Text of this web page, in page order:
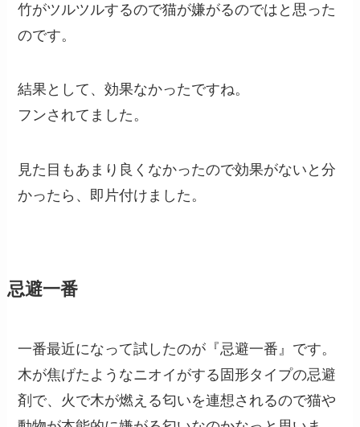
竹がツルツルするので猫が嫌がるのではと思った
のです。
結果として、効果なかったですね。
フンされてました。
見た目もあまり良くなかったので効果がないと分
かったら、即片付けました。
忌避一番
一番最近になって試したのが『忌避一番』です。
木が焦げたようなニオイがする固形タイプの忌避
剤で、火で木が燃える匂いを連想されるので猫や